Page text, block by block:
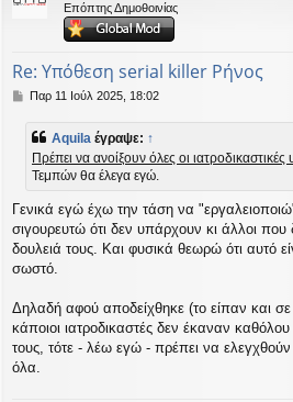
Επόπτης Δημοθοινίας
Re: Υπόθεση serial killer Ρήνος
Δ
υ
σ
Παρ 11 Ιούλ 2025, 18:02
Aquila έγραψε: ↑
Πρέπει να ανοίξουν όλες οι ιατροδικαστικές
Τεμπών θα έλεγα εγώ.
Γενικά εγώ έχω την τάση να
σιγουρευτώ ότι δεν υπάρχουν κι άλλοι
δουλειά τους. Και φυσικά θεωρώ ότι αυτό
σωστό.
Δηλαδή αφού αποδείχθηκε (το είπαν και σε
κάποιοι ιατροδικαστές δεν έκαναν
τους, τότε - λέω εγώ - πρέπει να ελεγχθούν
όλα.